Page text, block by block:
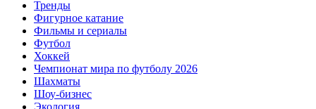
Тренды
Фигурное катание
Фильмы и сериалы
Футбол
Хоккей
Чемпионат мира по футболу 2026
Шахматы
Шоу-бизнес
Экология